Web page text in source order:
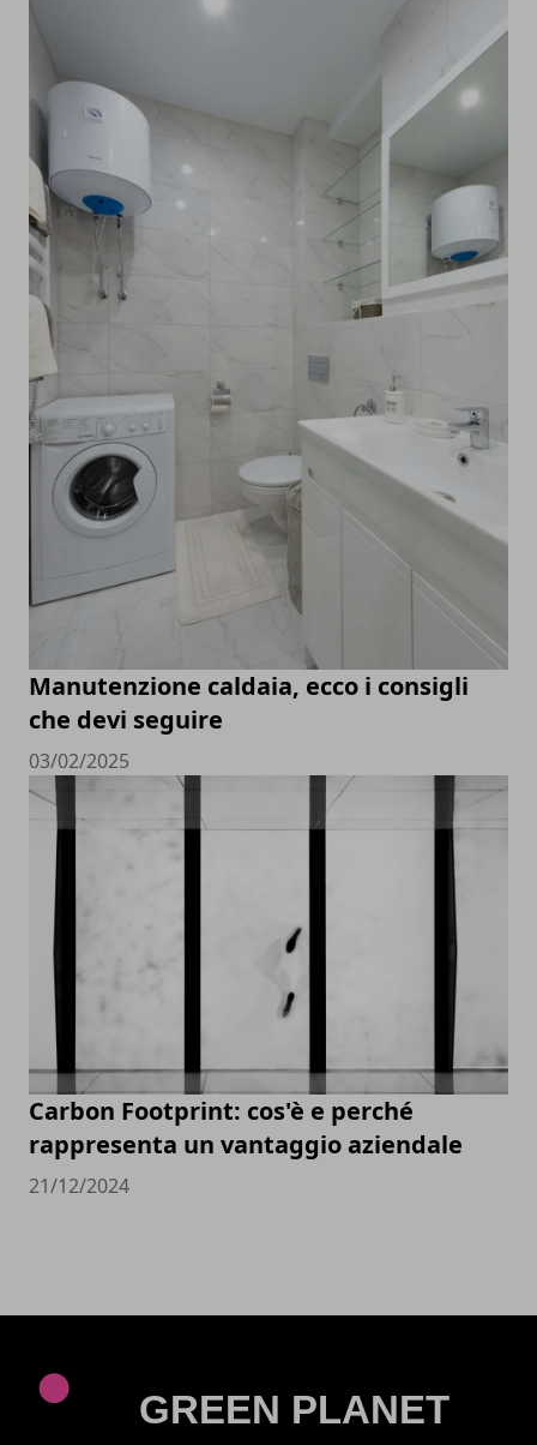
Manutenzione caldaia, ecco i consigli
che devi seguire
03/02/2025
Carbon Footprint: cos'è e perché
rappresenta un vantaggio aziendale
21/12/2024